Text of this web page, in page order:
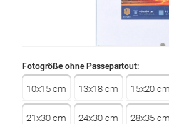
Fotogröße ohne Passepartout:
10x15 cm 13x18 cm 15x20 cm
21x30 cm 24x30 cm 28x35 cm